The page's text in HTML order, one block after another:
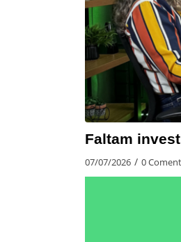
Faltam
07/07/2026 / 0